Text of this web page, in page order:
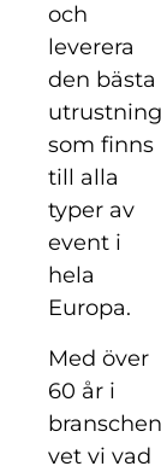
och
leverera
den bästa
som finns
till alla
typer av
event i
hela
Europa.
Med över
60 år i
branschen
vet vi vad